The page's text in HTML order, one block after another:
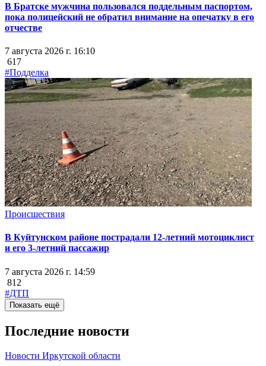
В Братске мужчина пользовался поддельным паспортом,
пока полицейский не обратил внимание на опечатку в его
отчестве
7 августа 2026 г. 16:10
617
#Подделка
Происшествия
В Куйтунском районе пострадали 12-летний мотоциклист
и его 3-летний пассажир
7 августа 2026 г. 14:59
812
#ДТП
Показать ещё
Последние новости
Новости Иркутской области